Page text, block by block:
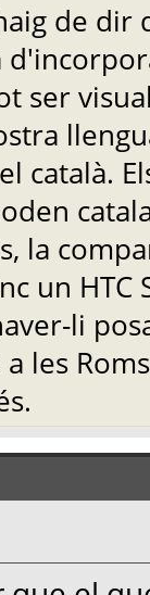
de
ser
català.
la
un
li
les